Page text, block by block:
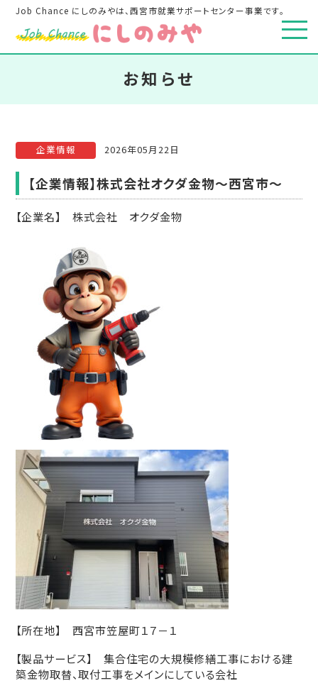
Job Chance にしのみやは、西宮市就業サポートセンター事業です。
お知らせ
企業情報 2026年05月22日
【企業情報】株式会社オクダ金物～西宮市～
【企業名】 株式会社 オクダ金物
【所在地】 西宮市笠屋町１７－１
【製品サービス】 集合住宅の大規模修繕工事における建
築金物取替、取付工事をメインにしている会社